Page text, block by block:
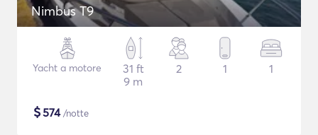
Nimbus T9
Yacht a motore
31 ft
9 m
2 1 1
$574/notte